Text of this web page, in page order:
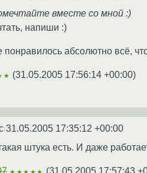
вместе со мной :)
напиши :)
понравилось абсолютно всё,
(31.05.2005 17:56:14 +00:00)
31.05.2005 17:35:12 +00:00
штука есть. И даже
★★★★★ (31.05.2005 17:57:43